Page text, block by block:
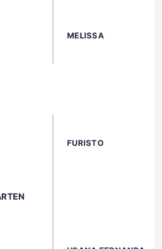
MELISSA
FURISTO